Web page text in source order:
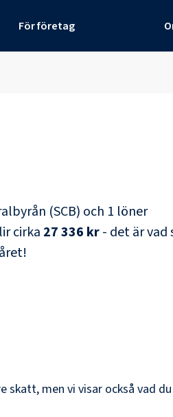
För företag
(SCB) och 1 löner
cirka 27 336 kr- det är vad
skatt, men vi visar också vad